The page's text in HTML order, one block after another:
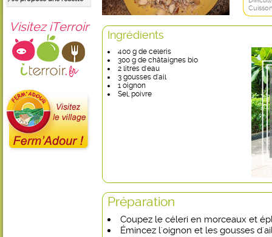
Visitez iTerroir
Ingrédients
400 g de celeris
300 g de châtaignes bio
2 litres d'eau
3 gousses d'ail
1 oignon
Sel, poivre
Préparation
Coupez le céleri en morceaux et
Émincez l'oignon et les gousses